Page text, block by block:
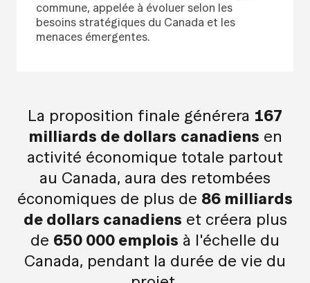
commune, appelée à évoluer selon les
besoins stratégiques du Canada et les
menaces émergentes.
La proposition finale générera 167
milliards de dollars canadiens en
activité économique totale partout
au Canada, aura des retombées
économiques de plus de 86 milliards
de dollars canadiens et créera plus
de 650 000 emplois à l'échelle du
Canada, pendant la durée de vie du